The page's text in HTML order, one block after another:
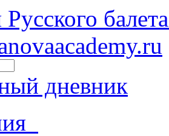
дневник